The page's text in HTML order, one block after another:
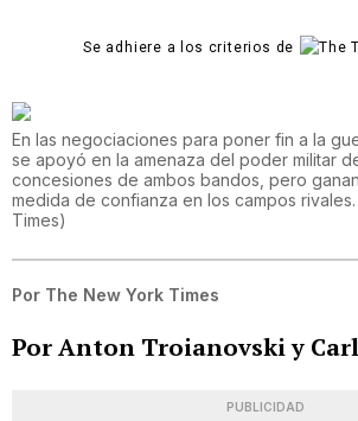
Se adhiere a los criterios de
En las negociaciones para poner fin a la
se apoyó en la amenaza del poder militar
concesiones de ambos bandos, pero
medida de confianza en los campos rivales.
Times)
Por The New York Times
Por Anton Troianovski y
PUBLICIDAD